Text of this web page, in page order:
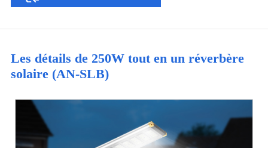
Les détails de 250W tout en un réverbère
solaire (AN-SLB)